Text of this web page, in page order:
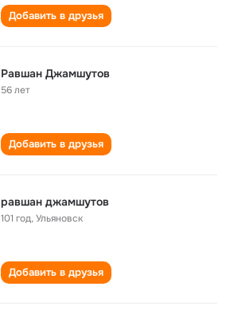
Добавить в друзья
Равшан Джамшутов
56 лет
Добавить в друзья
равшан джамшутов
101 год,Ульяновск
Добавить в друзья